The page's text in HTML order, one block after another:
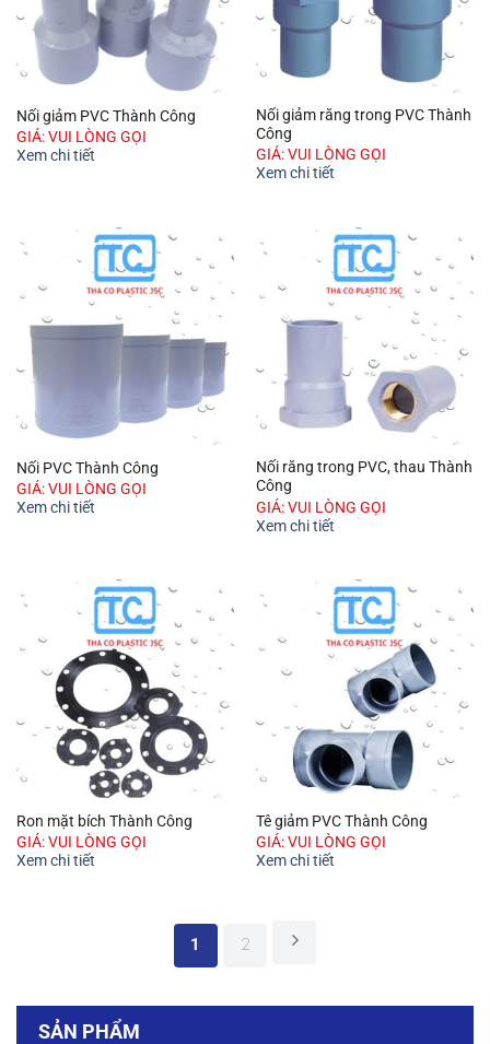
SẢN PHẨM
Nối giảm PVC Thành Công
GIÁ: VUI LÒNG GỌI
Xem chi tiết
Nối giảm răng trong PVC Thành
Công
GIÁ: VUI LÒNG GỌI
Xem chi tiết
Nối PVC Thành Công
GIÁ: VUI LÒNG GỌI
Xem chi tiết
Nối răng trong PVC, thau Thành
Công
GIÁ: VUI LÒNG GỌI
Xem chi tiết
Ron mặt bích Thành Công
GIÁ: VUI LÒNG GỌI
Xem chi tiết
Tê giảm PVC Thành Công
GIÁ: VUI LÒNG GỌI
Xem chi tiết
1 2